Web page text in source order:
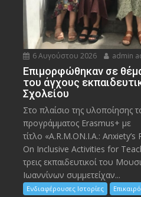
6 Αυγούστου 2026 admin
Eπιμορφώθηκαν σε
του άγχους
Σχολείου
Στο πλαίσιο της υλοποίησης
προγράμματος Erasmus+ με
τίτλο «A.R.M.ON.I.A.:
On Inclusive Activities for
τρεις εκπαιδευτικοί του
Ιωαννίνων συμμετείχαν...
Ενδιαφέρουσες Ιστορίες